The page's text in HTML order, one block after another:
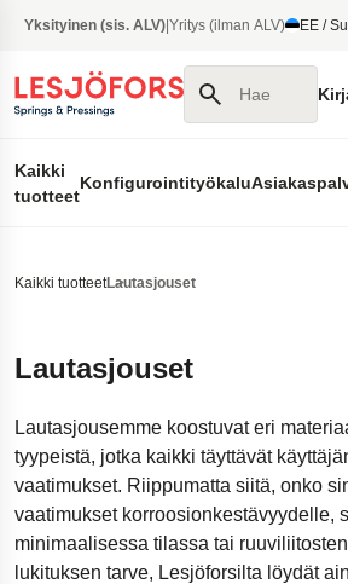
Yksityinen (sis. ALV) Yritys (ilman ALV) EE /
Hae sivustolta
Kaikki
tuotteet
Konfigurointityökalu
Kaikki tuotteetLautasjouset
Lautasjouset
Lautasjousemme koostuvat eri
tyypeistä, jotka kaikki täyttävät
vaatimukset. Riippumatta siitä, onko
vaatimukset korroosionkestävyydelle,
minimaalisessa tilassa tai
lukituksen tarve, Lesjöforsilta löydät